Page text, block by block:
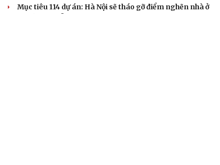
Mục tiêu 114 dự án: Hà Nội sẽ tháo gỡ điểm nghẽn nhà ở